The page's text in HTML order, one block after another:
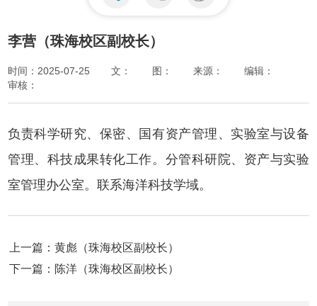
李营（珠海校区副校长）
时间：2025-07-25 文： 图： 来源：
编辑：
审核：
负责科学研究、保密、国有资产管理、实验室与设备
管理、科技成果转化工作。分管科研院、资产与实验
室管理办公室。联系海洋科技学域。
上一篇：黄彪（珠海校区副校长）
下一篇：陈洋（珠海校区副校长）